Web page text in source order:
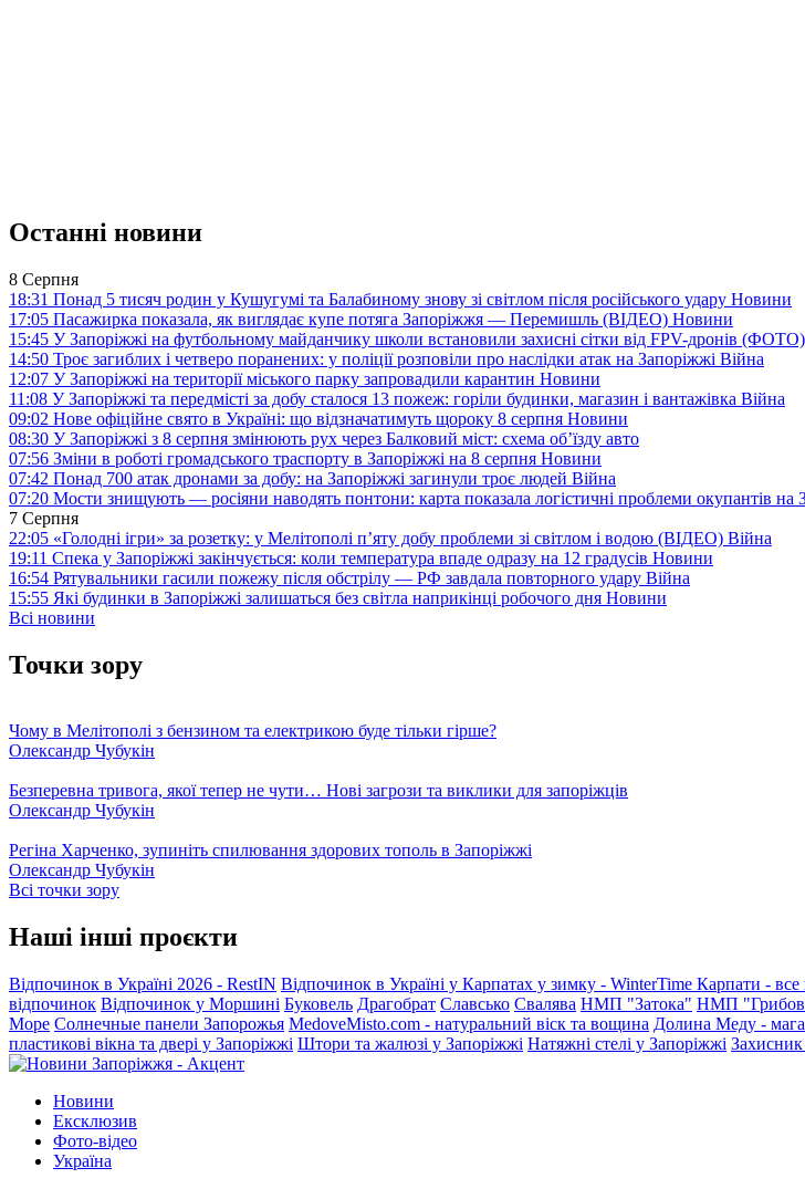
Останні новини
8 Серпня
18:31 Понад 5 тисяч родин у Кушугумі та Балабиному знову зі світлом після російського удару Новини
17:05 Пасажирка показала, як виглядає купе потяга Запоріжжя — Перемишль (ВІДЕО) Новини
15:45 У Запоріжжі на футбольному майданчику школи встановили захисні сітки від FPV-дронів (ФОТО)
14:50 Троє загиблих і четверо поранених: у поліції розповіли про наслідки атак на Запоріжжі Війна
12:07 У Запоріжжі на території міського парку запровадили карантин Новини
11:08 У Запоріжжі та передмісті за добу сталося 13 пожеж: горіли будинки, магазин і вантажівка Війна
09:02 Нове офіційне свято в Україні: що відзначатимуть щороку 8 серпня Новини
08:30 У Запоріжжі з 8 серпня змінюють рух через Балковий міст: схема об’їзду авто
07:56 Зміни в роботі громадського траспорту в Запоріжжі на 8 серпня Новини
07:42 Понад 700 атак дронами за добу: на Запоріжжі загинули троє людей Війна
07:20 Мости знищують — росіяни наводять понтони: карта показала логістичні проблеми окупантів на
7 Серпня
22:05 «Голодні ігри» за розетку: у Мелітополі п’яту добу проблеми зі світлом і водою (ВІДЕО) Війна
19:11 Спека у Запоріжжі закінчується: коли температура впаде одразу на 12 градусів Новини
16:54 Рятувальники гасили пожежу після обстрілу — РФ завдала повторного удару Війна
15:55 Які будинки в Запоріжжі залишаться без світла наприкінці робочого дня Новини
Всі новини
Точки зору
Чому в Мелітополі з бензином та електрикою буде тільки гірше?
Олександр Чубукін
Безперевна тривога, якої тепер не чути… Нові загрози та виклики для запоріжців
Олександр Чубукін
Регіна Харченко, зупиніть спилювання здорових тополь в Запоріжжі
Олександр Чубукін
Всі точки зору
Наші інші проєкти
Відпочинок в Україні 2026 - RestIN Відпочинок в Україні у Карпатах у зимку - WinterTime Карпати - все
відпочинок Відпочинок у Моршині Буковель Драгобрат Славсько Свалява НМП "Затока" НМП
Море Солнечные панели Запорожья MedoveMisto.com - натуральний віск та вощина Долина Меду -
пластикові вікна та двері у Запоріжжі Штори та жалюзі у Запоріжжі Натяжні стелі у Запоріжжі Захисник
Новини
Ексклюзив
Фото-відео
Україна